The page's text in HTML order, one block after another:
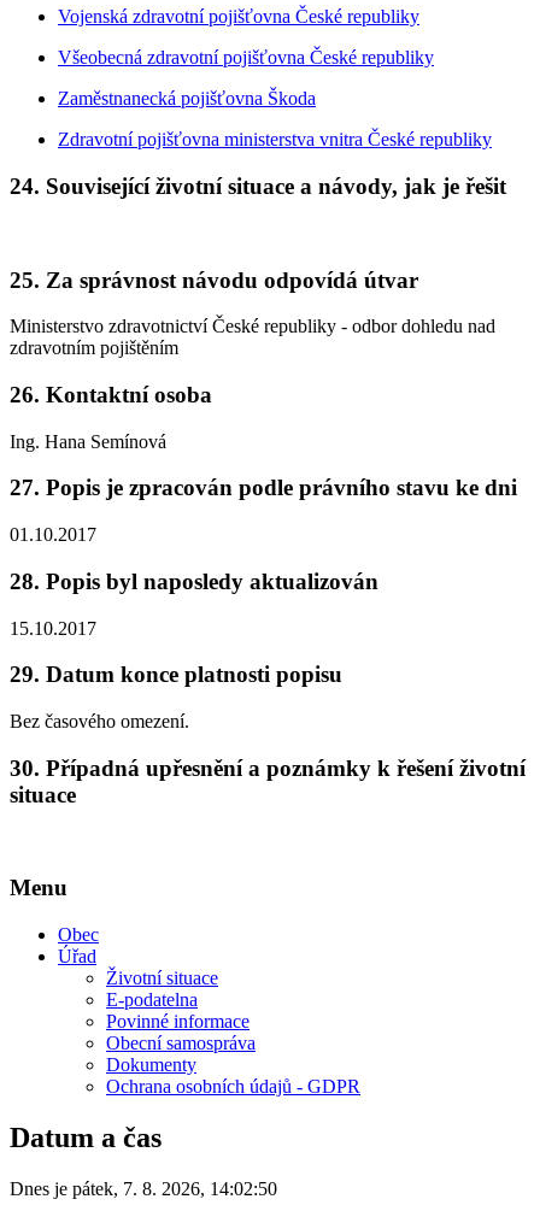
Vojenská zdravotní pojišťovna České republiky
Všeobecná zdravotní pojišťovna České republiky
Zaměstnanecká pojišťovna Škoda
Zdravotní pojišťovna ministerstva vnitra České republiky
24. Související životní situace a návody, jak je řešit
25. Za správnost návodu odpovídá útvar
Ministerstvo zdravotnictví České republiky - odbor dohledu nad
zdravotním pojištěním
26. Kontaktní osoba
Ing. Hana Semínová
27. Popis je zpracován podle právního stavu ke dni
01.10.2017
28. Popis byl naposledy aktualizován
15.10.2017
29. Datum konce platnosti popisu
Bez časového omezení.
30. Případná upřesnění a poznámky k řešení životní
situace
Menu
Obec
Úřad
Životní situace
E-podatelna
Povinné informace
Obecní samospráva
Dokumenty
Ochrana osobních údajů - GDPR
Datum a čas
Dnes je pátek, 7. 8. 2026, 14:02:50